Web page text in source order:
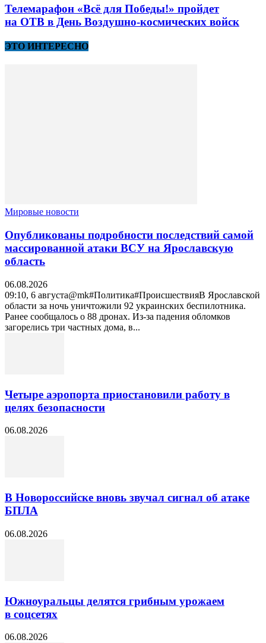
Телемарафон «Всё для Победы!» пройдет
на ОТВ в День Воздушно-космических войск
ЭТО ИНТЕРЕСНО
Мировые новости
Опубликованы подробности последствий самой
массированной атаки ВСУ на Ярославскую
область
06.08.2026
09:10, 6 августа@mk#Политика#ПроисшествияВ Ярославской
области за ночь уничтожили 92 украинских беспилотника.
Ранее сообщалось о 88 дронах. Из-за падения обломков
загорелись три частных дома, в...
Четыре аэропорта приостановили работу в
целях безопасности
06.08.2026
В Новороссийске вновь звучал сигнал об атаке
БПЛА
06.08.2026
Южноуральцы делятся грибным урожаем
в соцсетях
06.08.2026